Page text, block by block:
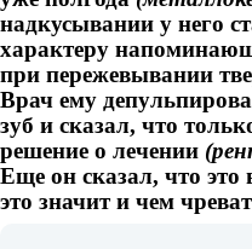
надкусывании у него
характеру
при пережевывании
Врач ему
зуб и сказал, что
решение о лечении
Еще он сказал, что
это значит и чем